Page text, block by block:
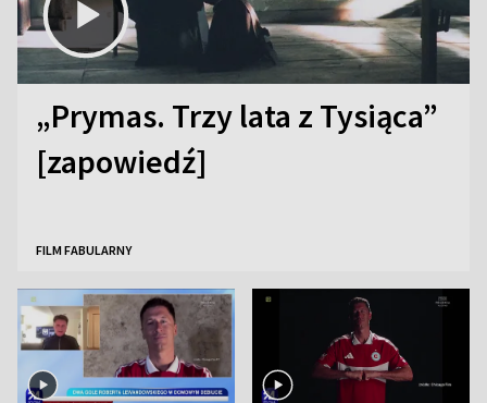
„Prymas. Trzy lata z Tysiąca”
[zapowiedź]
FILM FABULARNY